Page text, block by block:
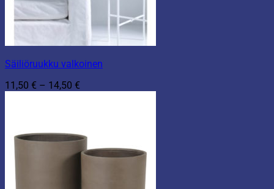
Säiliöruukku valkoinen
11,50 € – 14,50 €